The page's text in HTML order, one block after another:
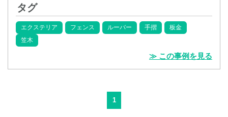
タグ
エクステリア フェンス ルーバー 手摺
板金
笠木
≫ この事例を見る
1